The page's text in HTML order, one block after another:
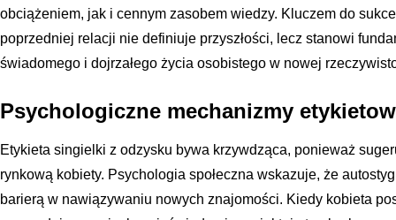
obciążeniem, jak i cennym zasobem wiedzy. Kluczem do
poprzedniej relacji nie definiuje przyszłości, lecz stanowi
świadomego i dojrzałego życia osobistego w nowej
Psychologiczne mechanizmy
Etykieta singielki z odzysku bywa krzywdząca, ponieważ
rynkową kobiety. Psychologia społeczna wskazuje, że
barierą w nawiązywaniu nowych znajomości. Kiedy kobieta